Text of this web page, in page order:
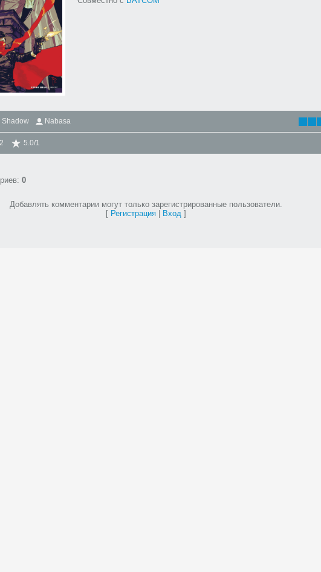
Shadow Nabasa
5.0/1
: 0
Добавлять комментарии могут только зарегистрированные пользователи.
[ Регистрация| Вход]